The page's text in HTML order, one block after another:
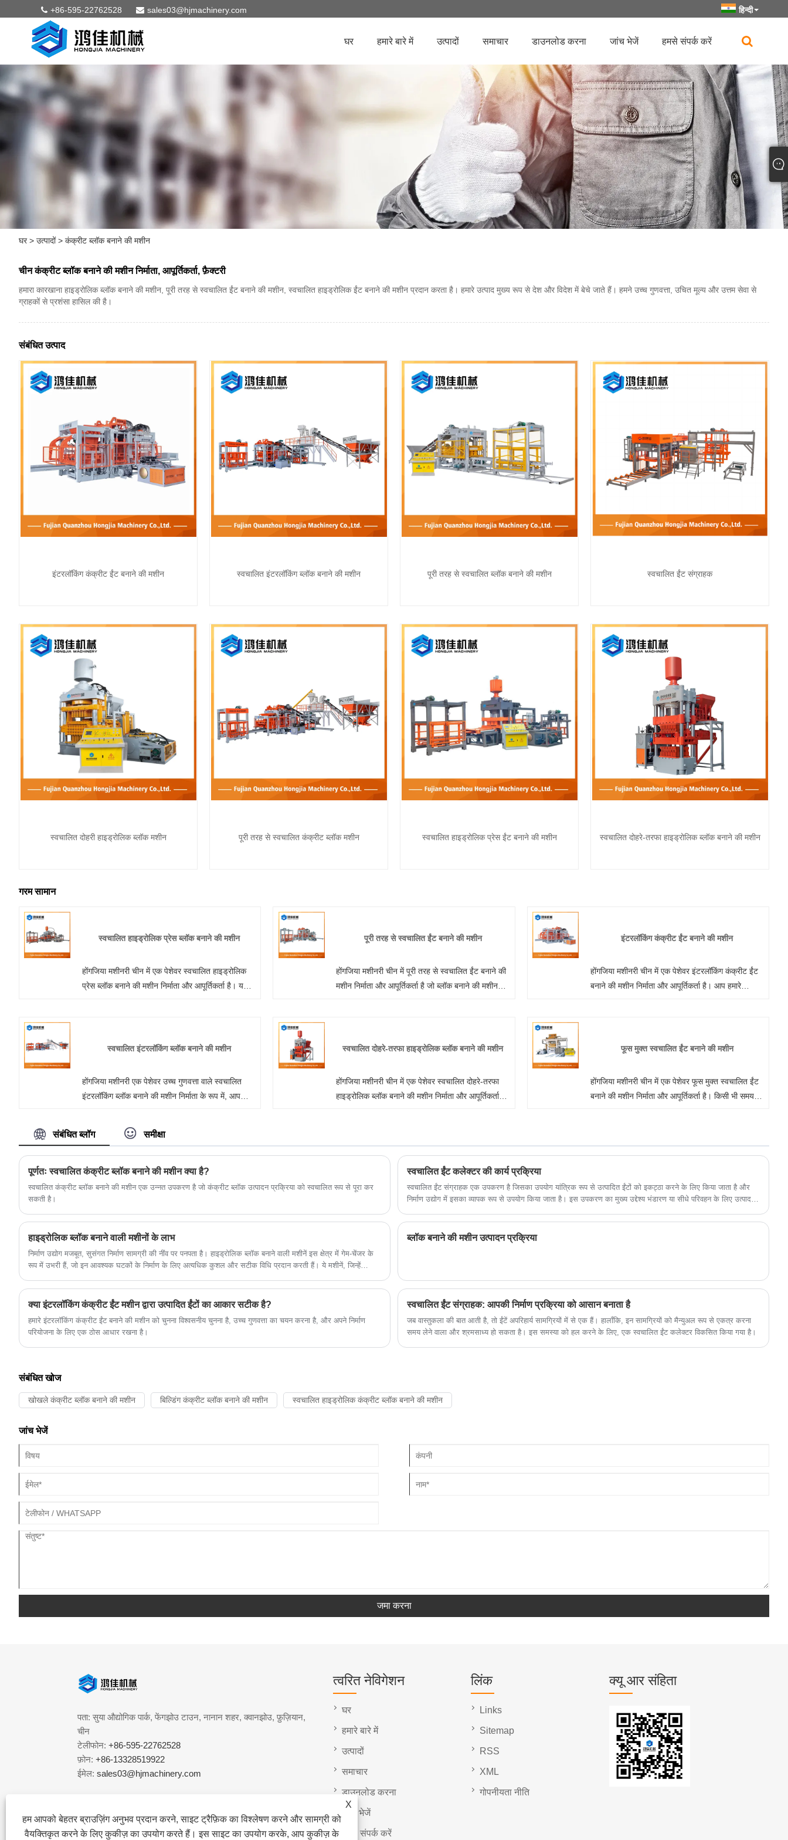
+86-595-22762528 sales03@hjmachinery.com हिन्दी
घर हमारे बारे में उत्पादों समाचार डाउनलोड करना जांच भेजें हमसे संपर्क करें
घर > उत्पादों > कंक्रीट ब्लॉक बनाने की मशीन
चीन कंक्रीट ब्लॉक बनाने की मशीन निर्माता, आपूर्तिकर्ता, फ़ैक्टरी
हमारा कारखाना हाइड्रोलिक ब्लॉक बनाने की मशीन, पूरी तरह से स्वचालित ईंट बनाने की मशीन, स्वचालित हाइड्रोलिक ईंट बनाने की मशीन प्रदान करता है। हमारे उत्पाद मुख्य रूप से देश और विदेश में बेचे जाते हैं। हमने उच्च गुणवत्ता, उचित मूल्य और उत्तम सेवा से
ग्राहकों से प्रशंसा हासिल की है।
संबंधित उत्पाद
इंटरलॉकिंग कंक्रीट ईंट बनाने की मशीन स्वचालित इंटरलॉकिंग ब्लॉक बनाने की मशीन पूरी तरह से स्वचालित ब्लॉक बनाने की मशीन स्वचालित ईंट संग्राहक
स्वचालित दोहरी हाइड्रोलिक ब्लॉक मशीन पूरी तरह से स्वचालित कंक्रीट ब्लॉक मशीन स्वचालित हाइड्रोलिक प्रेस ईंट बनाने की मशीन स्वचालित दोहरे-तरफा हाइड्रोलिक ब्लॉक बनाने की मशीन
गरम सामान
स्वचालित हाइड्रोलिक प्रेस ब्लॉक बनाने की मशीन
होंगजिया मशीनरी चीन में एक पेशेवर स्वचालित हाइड्रोलिक
प्रेस ब्लॉक बनाने की मशीन निर्माता और आपूर्तिकर्ता है। यदि
पूरी तरह से स्वचालित ईंट बनाने की मशीन
होंगजिया मशीनरी चीन में पूरी तरह से स्वचालित ईंट बनाने की
मशीन निर्माता और आपूर्तिकर्ता है जो ब्लॉक बनाने की मशीन
इंटरलॉकिंग कंक्रीट ईंट बनाने की मशीन
होंगजिया मशीनरी चीन में एक पेशेवर इंटरलॉकिंग कंक्रीट ईंट
बनाने की मशीन निर्माता और आपूर्तिकर्ता है। आप हमारे
स्वचालित इंटरलॉकिंग ब्लॉक बनाने की मशीन
होंगजिया मशीनरी एक पेशेवर उच्च गुणवत्ता वाले स्वचालित
इंटरलॉकिंग ब्लॉक बनाने की मशीन निर्माता के रूप में, आप
निश्चिंत हो सकते हैं और हम आपको सर्वोत्तम बिक्री के बाद
सेवा और समय पर डिलीवरी प्रदान करेंगे।
स्वचालित दोहरे-तरफा हाइड्रोलिक ब्लॉक बनाने की मशीन
होंगजिया मशीनरी चीन में एक पेशेवर स्वचालित दोहरे-तरफा
हाइड्रोलिक ब्लॉक बनाने की मशीन निर्माता और आपूर्तिकर्ता
फूस मुक्त स्वचालित ईंट बनाने की मशीन
होंगजिया मशीनरी चीन में एक पेशेवर फूस मुक्त स्वचालित ईंट
बनाने की मशीन निर्माता और आपूर्तिकर्ता है। किसी भी समय
मशीनरी चीन में दीवार पैनल मशीन निर्माता और आपूर्तिकर्ता है।
संबंधित ब्लॉग समीक्षा
पूर्णतः स्वचालित कंक्रीट ब्लॉक बनाने की मशीन क्या है?
स्वचालित कंक्रीट ब्लॉक बनाने की मशीन एक उन्नत उपकरण है जो कंक्रीट ब्लॉक उत्पादन प्रक्रिया को स्वचालित रूप से पूरा कर
सकती है।
स्वचालित ईंट कलेक्टर की कार्य प्रक्रिया
स्वचालित ईंट संग्राहक एक उपकरण है जिसका उपयोग यांत्रिक रूप से उत्पादित ईंटों को इकट्ठा करने के लिए किया जाता है और
निर्माण उद्योग में इसका व्यापक रूप से उपयोग किया जाता है। इस उपकरण का मुख्य उद्देश्य भंडारण या सीधे परिवहन के लिए उत्पादन
हाइड्रोलिक ब्लॉक बनाने वाली मशीनों के लाभ
निर्माण उद्योग मजबूत, सुसंगत निर्माण सामग्री की नींव पर पनपता है। हाइड्रोलिक ब्लॉक बनाने वाली मशीनें इस क्षेत्र में गेम-चेंजर के
रूप में उभरी हैं, जो इन आवश्यक घटकों के निर्माण के लिए अत्यधिक कुशल और सटीक विधि प्रदान करती हैं। ये मशीनें, जिन्हें
के लिए हाइड्रोलिक्स की शक्ति का उपयोग करती हैं।
ब्लॉक बनाने की मशीन उत्पादन प्रक्रिया
क्या इंटरलॉकिंग कंक्रीट ईंट मशीन द्वारा उत्पादित ईंटों का आकार सटीक है?
हमारे इंटरलॉकिंग कंक्रीट ईंट बनाने की मशीन को चुनना विश्वसनीय चुनना है, उच्च गुणवत्ता का चयन करना है, और अपने निर्माण
परियोजना के लिए एक ठोस आधार रखना है।
स्वचालित ईंट संग्राहक: आपकी निर्माण प्रक्रिया को आसान बनाता है
जब वास्तुकला की बात आती है, तो ईंटें अपरिहार्य सामग्रियों में से एक हैं। हालाँकि, इन सामग्रियों को मैन्युअल रूप से एकत्र करना
समय लेने वाला और श्रमसाध्य हो सकता है। इस समस्या को हल करने के लिए, एक स्वचालित ईंट कलेक्टर विकसित किया गया है।
संबंधित खोज
खोखले कंक्रीट ब्लॉक बनाने की मशीन बिल्डिंग कंक्रीट ब्लॉक बनाने की मशीन स्वचालित हाइड्रोलिक कंक्रीट ब्लॉक बनाने की मशीन
जांच भेजें
जमा करना
X
हम आपको बेहतर ब्राउज़िंग अनुभव प्रदान करने, साइट ट्रैफ़िक का विश्लेषण करने और सामग्री को
वैयक्तिकृत करने के लिए कुकीज़ का उपयोग करते हैं। इस साइट का उपयोग करके, आप कुकीज़ के
पता: सुया औद्योगिक पार्क, फेंगझोउ टाउन, नानान शहर, क्वानझोउ, फ़ुज़ियान,
चीन
टेलीफोन: +86-595-22762528
फ़ोन: +86-13328519922
ईमेल: sales03@hjmachinery.com
त्वरित नेविगेशन
घर
हमारे बारे में
उत्पादों
समाचार
डाउनलोड करना
जांच भेजें
हमसे संपर्क करें
लिंक
Links
Sitemap
RSS
XML
गोपनीयता नीति
क्यू आर संहिता